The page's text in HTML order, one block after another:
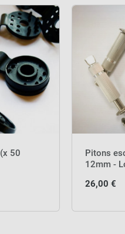
50
Pitons
12mm -
26,00 €